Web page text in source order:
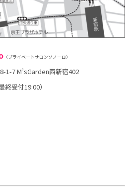
（プライベートサロンソノーロ）
1-7 M’sGarden西新宿402
受付19:00）